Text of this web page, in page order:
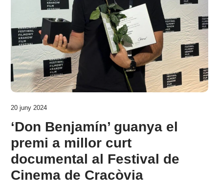
20 juny 2024
‘Don Benjamín’ guanya el
premi a millor curt
documental al Festival de
Cinema de Cracòvia